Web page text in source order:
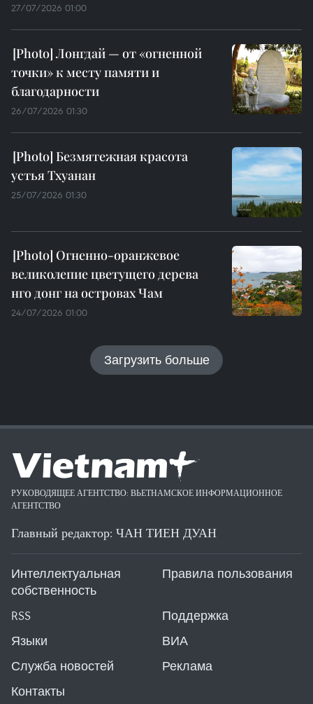
27/07/2026 01:00
Лонгдай — от «огненной
точки» к месту памяти и
благодарности
26/07/2026 01:30
Безмятежная красота
устья Тхуанан
25/07/2026 01:30
Огненно-оранжевое
великолепие цветущего дерева
нго донг на островах Чам
24/07/2026 01:00
Загрузить больше
РУКОВОДЯЩЕЕ АГЕНТСТВО: ВЬЕТНАМСКОЕ ИНФОРМАЦИОННОЕ
АГЕНТСТВО
Главный редактор: ЧАН ТИЕН ДУАН
Интеллектуальная
собственность
Правила пользования
RSS
Поддержка
Языки
ВИА
Служба новостей
Реклама
Контакты